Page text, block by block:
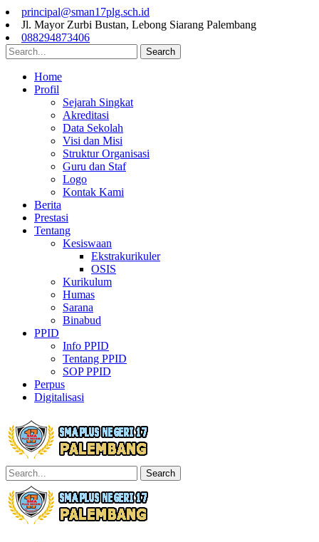
principal@sman17plg.sch.id
Jl. Mayor Zurbi Bustan, Lebong Siarang Palembang
088294873406
Search
Home
Profil
Sejarah Singkat
Akreditasi
Data Sekolah
Visi dan Misi
Struktur Organisasi
Guru dan Staf
Logo
Kontak Kami
Berita
Prestasi
Tentang
Kesiswaan
Ekstrakurikuler
OSIS
Kurikulum
Humas
Sarana
Binabud
PPID
Info PPID
Tentang PPID
SOP PPID
Perpus
Digitalisasi
Search